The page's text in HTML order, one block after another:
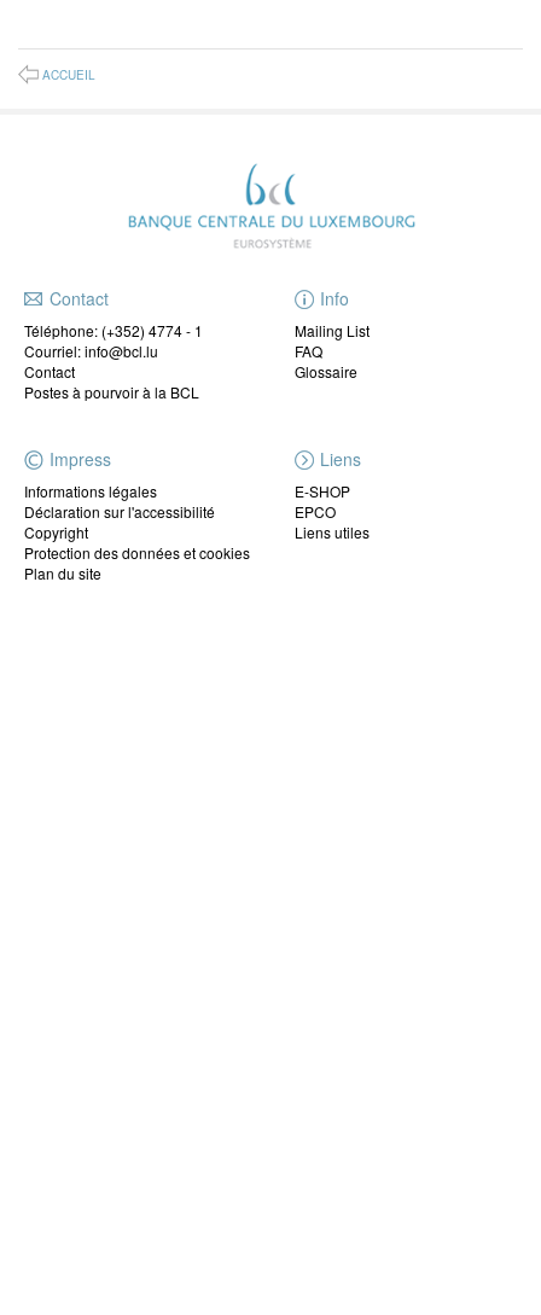
ACCUEIL
Contact
Téléphone: (+352) 4774 - 1
Courriel: info@bcl.lu
Contact
Postes à pourvoir à la BCL
Info
Mailing List
FAQ
Glossaire
Impress
Informations légales
Déclaration sur l'accessibilité
Copyright
Protection des données et cookies
Plan du site
Liens
E-SHOP
EPCO
Liens utiles